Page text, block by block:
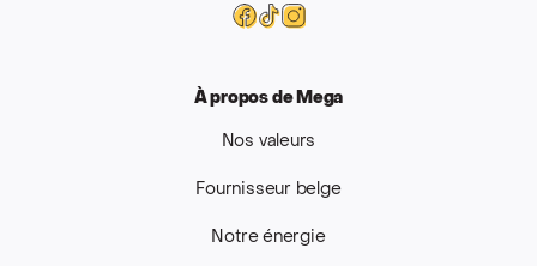
Facebook
Tiktok
Instagram
À propos de Mega
Nos valeurs
Fournisseur belge
Notre énergie